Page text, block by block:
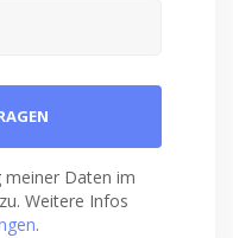
meiner Daten im
Weitere Infos
.